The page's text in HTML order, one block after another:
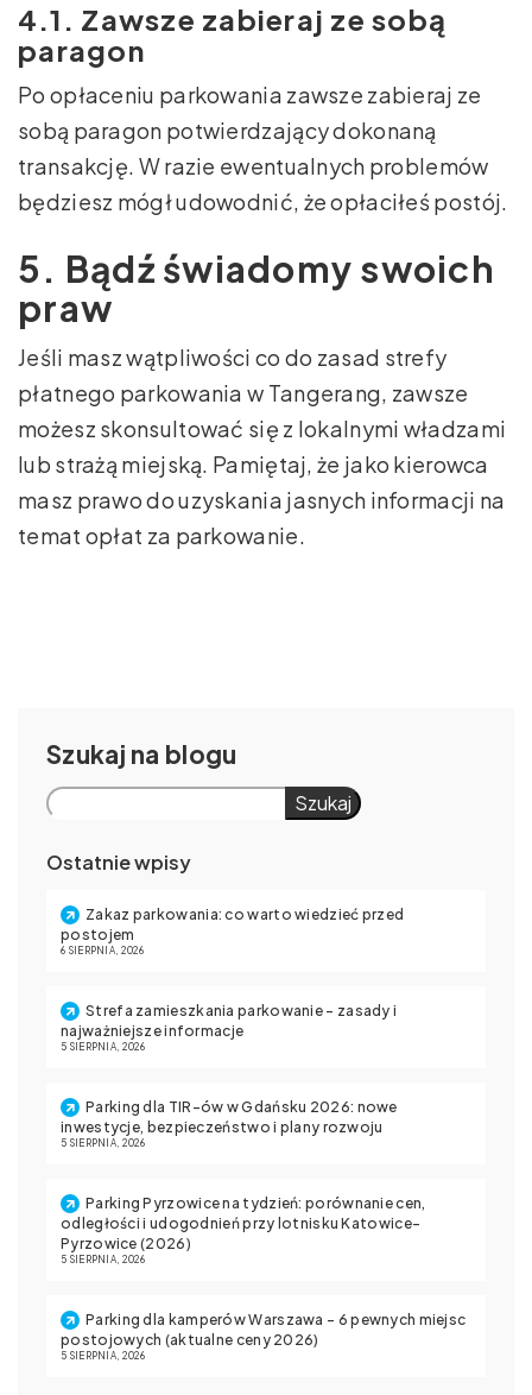
4.1. Zawsze zabieraj ze sobą
paragon
Po opłaceniu parkowania zawsze zabieraj ze
sobą paragon potwierdzający dokonaną
transakcję. W razie ewentualnych problemów
będziesz mógł udowodnić, że opłaciłeś postój.
5. Bądź świadomy swoich
praw
Jeśli masz wątpliwości co do zasad strefy
płatnego parkowania w Tangerang, zawsze
możesz skonsultować się z lokalnymi władzami
lub strażą miejską. Pamiętaj, że jako kierowca
masz prawo do uzyskania jasnych informacji na
temat opłat za parkowanie.
Szukaj
Szukaj
Ostatnie wpisy
Zakaz parkowania: co warto wiedzieć przed
postojem
6 SIERPNIA, 2026
Strefa zamieszkania parkowanie – zasady i
najważniejsze informacje
5 SIERPNIA, 2026
Parking dla TIR-ów w Gdańsku 2026: nowe
inwestycje, bezpieczeństwo i plany rozwoju
5 SIERPNIA, 2026
Parking Pyrzowice na tydzień: porównanie cen,
odległości i udogodnień przy lotnisku Katowice-
Pyrzowice (2026)
5 SIERPNIA, 2026
Parking dla kamperów Warszawa – 6 pewnych miejsc
postojowych (aktualne ceny 2026)
5 SIERPNIA, 2026